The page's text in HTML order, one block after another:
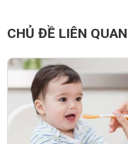
CHỦ ĐỀ LIÊN QUAN